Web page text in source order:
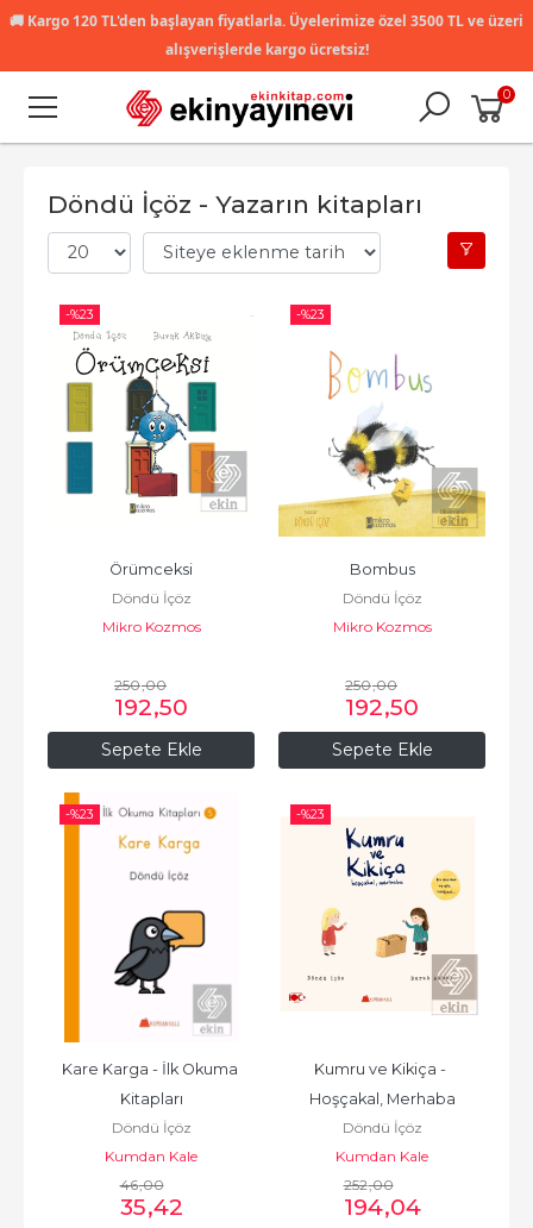
🚚 Kargo 120 TL'den başlayan fiyatlarla. Üyelerimize özel 3500 TL ve üzeri
alışverişlerde kargo ücretsiz!
0
Döndü İçöz - Yazarın kitapları
-%23
Sepete Ekle
Örümceksi
Döndü İçöz
Mikro Kozmos
250,00
192,50
-%23
Sepete Ekle
Bombus
Döndü İçöz
Mikro Kozmos
250,00
192,50
-%23
Kare Karga - İlk Okuma
Kitapları
Döndü İçöz
Kumdan Kale
46,00
35,42
-%23
Kumru ve Kikiça -
Hoşçakal, Merhaba
Döndü İçöz
Kumdan Kale
252,00
194,04